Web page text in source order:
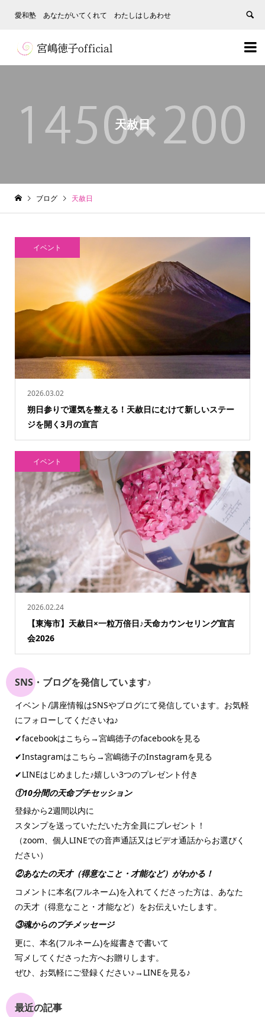
愛和塾 あなたがいてくれて わたしはしあわせ


天赦日
ブログ 天赦日
2026.03.02
朔日参りで運気を整える！天赦日にむけて新しいステー
ジを開く3月の宣言
イベント
2026.02.24
【東海市】天赦日×一粒万倍日♪天命カウンセリング宣言
会2026
イベント
SNS・ブログを発信しています♪
イベント/講座情報はSNSやブログにて発信しています。お気軽
にフォローしてくださいね♪
✔︎facebookはこちら→宮嶋徳子のfacebookを見る
✔︎Instagramはこちら→宮嶋徳子のInstagramを見る
✔︎LINEはじめました♪嬉しい3つのプレゼント付き
①10分間の天命プチセッション
登録から2週間以内に
スタンプを送っていただいた方全員にプレゼント！
（zoom、個人LINEでの音声通話又はビデオ通話からお選びく
ださい）
②あなたの天才（得意なこと・才能など）がわかる！
コメントに本名(フルネーム)を入れてくださった方は、あなた
の天才（得意なこと・才能など）をお伝えいたします。
③魂からのプチメッセージ
更に、本名(フルネーム)を縦書きで書いて
写メしてくださった方へお贈りします。
ぜひ、お気軽にご登録ください♪→ LINEを見る♪
最近の記事